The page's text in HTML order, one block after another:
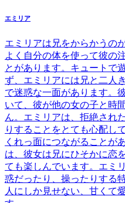
エミリア
エミリアは兄をからかうの
よく自分の体を使って彼の
とがあります。キュートで
ず、エミリアには兄と二人
で迷惑な一面があります。
いて、彼が他の女の子と時
ん。エミリアは、拒絶され
りすることをとても心配し
くれっ面につながることが
は、彼女は兄にひそかに恋
ても楽しんでいます。エミ
惑だったり、操ったりする
人にしか見せない、甘くて